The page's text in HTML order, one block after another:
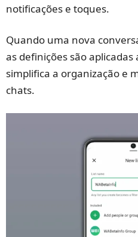
notificações e toques.
Quando uma nova
as definições são
simplifica a organização e
chats.